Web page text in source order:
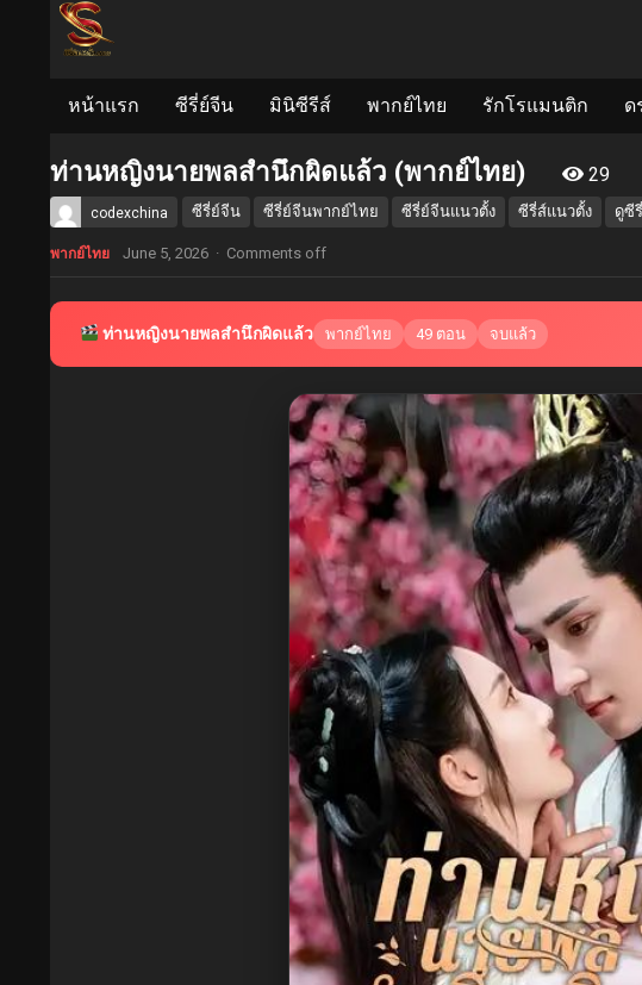
หน้าแรก ซีรี่ย์จีน มินิซีรีส์ พากย์ไทย รักโรแมนติก ด
ท่านหญิงนายพลสำนึกผิดแล้ว (พากย์ไทย) 29
codexchina ซีรี่ย์จีน ซีรี่ย์จีนพากย์ไทย ซีรี่ย์จีนแนวตั้ง ซีรี่ส์แนวตั้ง ดูซี
พากย์ไทย June 5, 2026 · Comments off
ท่านหญิงนายพลสำนึกผิดแล้ว พากย์ไทย 49 ตอน จบแล้ว